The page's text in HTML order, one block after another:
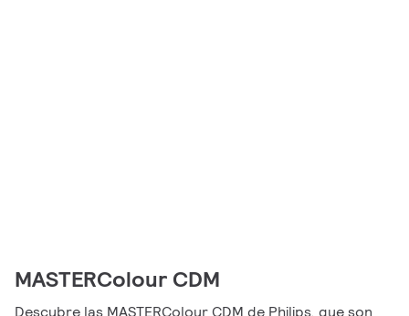
MASTERColour CDM
Descubre las MASTERColour CDM de Philips, que son